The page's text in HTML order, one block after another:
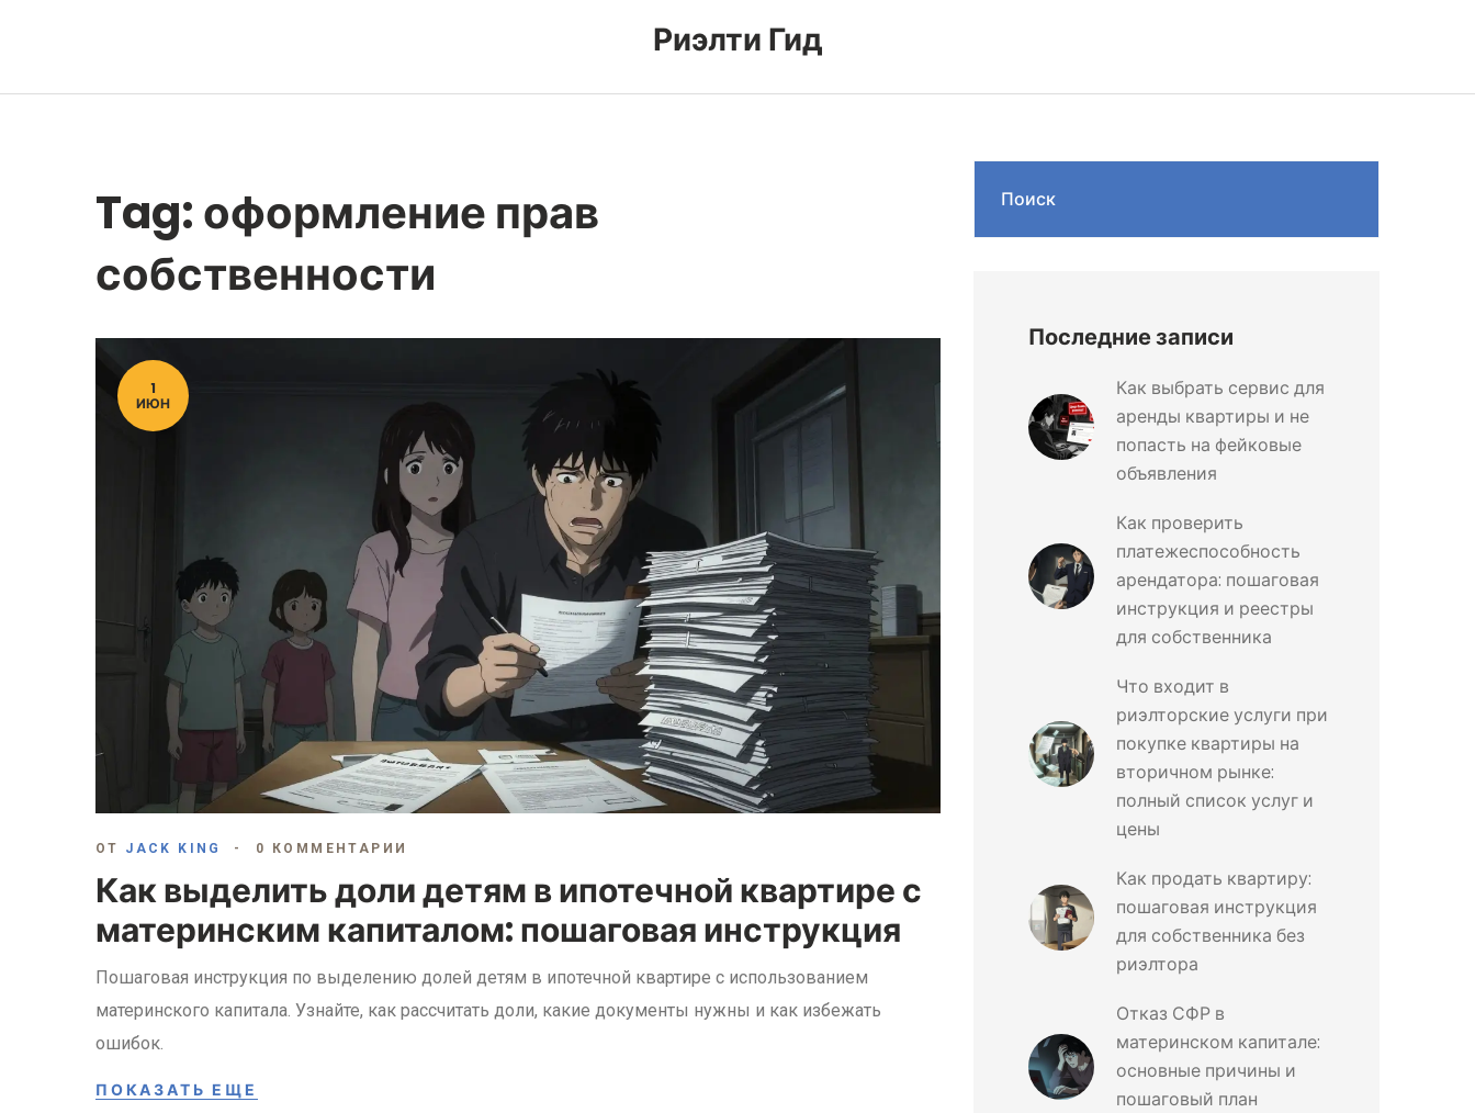
Риэлти Гид
Tag: оформление прав
собственности
1
ИЮН
ОТ JACK KING 0 КОММЕНТАРИИ
Как выделить доли детям в ипотечной квартире с
материнским капиталом: пошаговая инструкция
Пошаговая инструкция по выделению долей детям в ипотечной квартире с использованием
материнского капитала. Узнайте, как рассчитать доли, какие документы нужны и как избежать
ошибок.
ПОКАЗАТЬ ЕЩЕ
Поиск
Последние записи
Как выбрать сервис для
аренды квартиры и не
попасть на фейковые
объявления
Как проверить
платежеспособность
арендатора: пошаговая
инструкция и реестры
для собственника
Что входит в
риэлторские услуги при
покупке квартиры на
вторичном рынке:
полный список услуг и
цены
Как продать квартиру:
пошаговая инструкция
для собственника без
риэлтора
Отказ СФР в
материнском капитале:
основные причины и
пошаговый план